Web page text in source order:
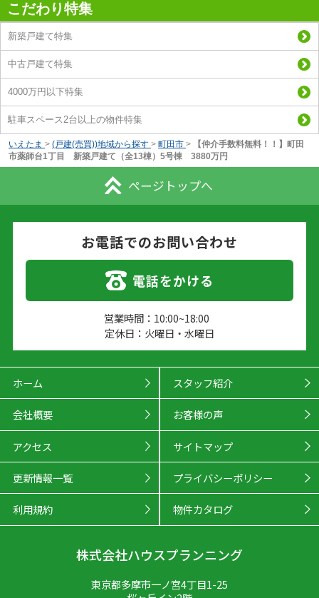
こだわり特集
新築戸建て特集
中古戸建て特集
4000万円以下特集
駐車スペース2台以上の物件特集
いえたま > (戸建(売買))地域から探す > 町田市 >
【仲介手数料無料！！】町田
市薬師台1丁目 新築戸建て（全13棟）5号棟 3880万円
ページトップへ
お電話でのお問い合わせ
電話をかける
営業時間：10:00~18:00
定休日：火曜日・水曜日
ホーム スタッフ紹介
会社概要 お客様の声
アクセス サイトマップ
更新情報一覧 プライバシーポリシー
利用規約 物件カタログ
株式会社ハウスプランニング
東京都多摩市一ノ宮4丁目1-25